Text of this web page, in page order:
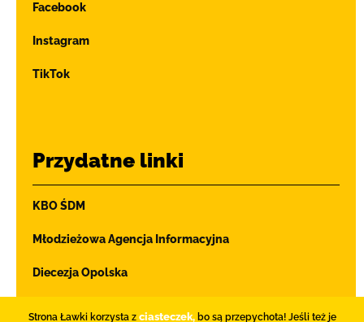
Facebook
Instagram
TikTok
Przydatne linki
KBO ŚDM
Młodzieżowa Agencja Informacyjna
Diecezja Opolska
Strona Ławki korzysta z ciasteczek,bo są przepychota! Jeśli też je